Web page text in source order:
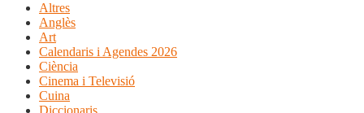
Altres
Anglès
Art
Calendaris i Agendes 2026
Ciència
Cinema i Televisió
Cuina
Diccionaris